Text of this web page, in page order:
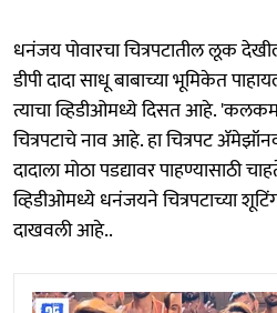
धनंजय पोवारचा चित्रपटातील लूक
डीपी दादा साधू बाबाच्या भूमिकेत
त्याचा व्हिडीओमध्ये दिसत आहे.
चित्रपटाचे नाव आहे. हा चित्रपट
दादाला मोठा पडद्यावर
व्हिडीओमध्ये धनंजयने चित्रपटाच्या
दाखवली आहे..